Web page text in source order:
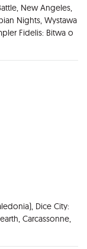
New Angeles,
Nights, Wystawa
Fidelis: Bitwa o
Dice City:
Carcassonne,